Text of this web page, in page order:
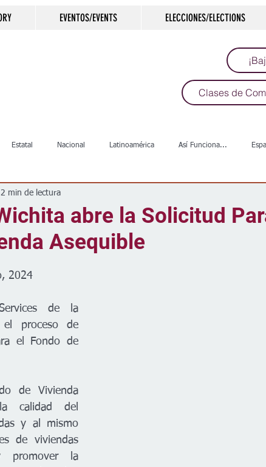
EVENTOS/EVENTS ELECCIONES/ELECTIONS
Clases de
Estatal Nacional Latinoamérica Así Funciona...
Arte & Cultura
Calles Desamparados
abre la Solicitud
Asequible
2 min de lectura
2024
de la
el proceso de
el Fondo de
de Vivienda
calidad del
y al mismo
de viviendas
promover la